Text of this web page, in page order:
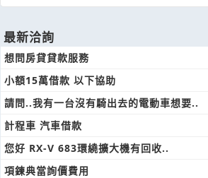
最新洽詢
想問房貸貸款服務
小額15萬借款 以下協助
請問..我有一台沒有騎出去的電動車想要..
計程車 汽車借款
您好 RX-V 683環繞擴大機有回收..
項鍊典當詢價費用